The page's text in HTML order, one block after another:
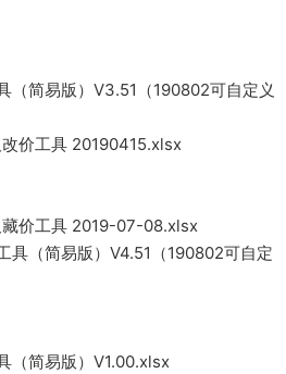
（简易版）V3.51（190802可自定义
改价工具 20190415.xlsx
藏价工具 2019-07-08.xlsx
具（简易版）V4.51（190802可自定
（简易版）V1.00.xlsx